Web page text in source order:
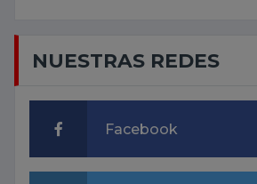
NUESTRAS REDES
Facebook